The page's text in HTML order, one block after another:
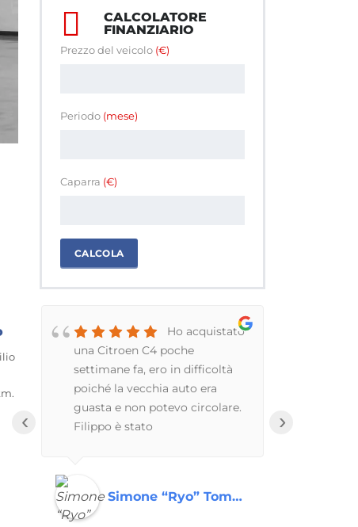
CALCOLATORE
FINANZIARIO
Prezzo del veicolo (€)
Periodo (mese)
Caparra (€)
CALCOLA
Ho acquistato
una Citroen C4 poche
settimane fa, ero in difficoltà
poiché la vecchia auto era
guasta e non potevo circolare.
Filippo è stato
ed affidabili.
Simone “Ryo” Tomasella
‹ ›